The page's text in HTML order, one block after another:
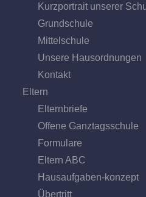
Kurzportrait unserer
Grund­schule
Mittel­schule
Unsere Hausordnungen
Kontakt
Eltern
Elternbriefe
Offene Ganz­tags­schule
Formulare
Eltern ABC
Hausaufgaben-konzept
Übertritt